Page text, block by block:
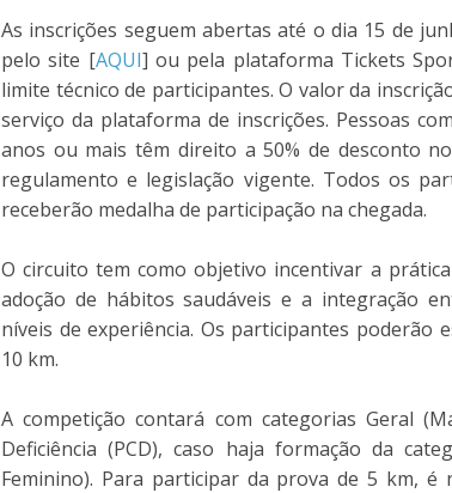
As inscrições seguem abertas até o dia 15 de
pelo site [AQUI] ou pela plataforma Tickets
limite técnico de participantes. O valor da
serviço da plataforma de inscrições. Pessoas
anos ou mais têm direito a 50% de desconto
regulamento e legislação vigente. Todos os
receberão medalha de participação na chegada.
O circuito tem como objetivo incentivar a
adoção de hábitos saudáveis e a integração
níveis de experiência. Os participantes poderão
10 km.
A competição contará com categorias Geral
Deficiência (PCD), caso haja formação da
Feminino). Para participar da prova de 5 km,